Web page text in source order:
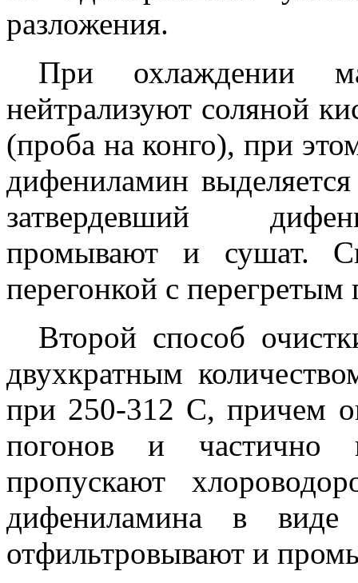
разложения.
При охлаждении
нейтрализуют соляной
(проба на конго), при
дифениламин
затвердевший
промывают и сушат.
перегонкой с перегретым
Второй способ
двухкратным
при 250-312 С, причем
погонов и частично
пропускают
дифениламина в виде
отфильтровывают и